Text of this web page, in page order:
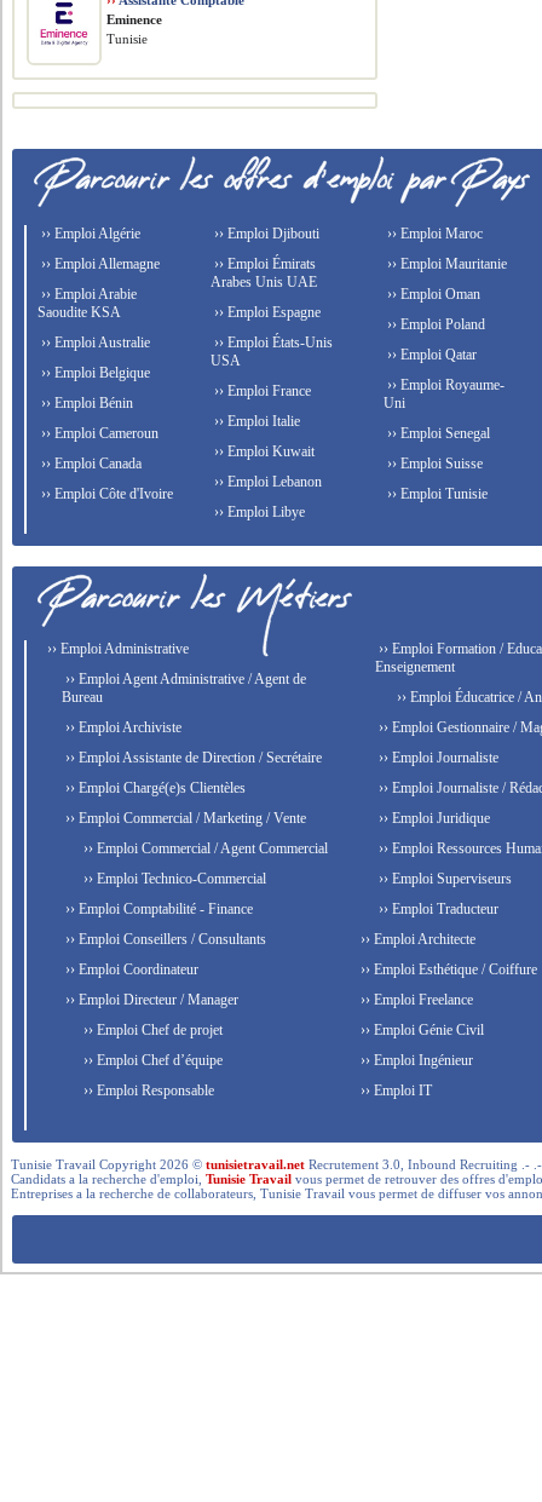
Eminence
Tunisie
›› Emploi Algérie
›› Emploi Allemagne
›› Emploi Arabie
Saoudite KSA
›› Emploi Australie
›› Emploi Belgique
›› Emploi Bénin
›› Emploi Cameroun
›› Emploi Canada
›› Emploi Côte d'Ivoire
›› Emploi Djibouti
›› Emploi Émirats
Arabes Unis UAE
›› Emploi Espagne
›› Emploi États-Unis
USA
›› Emploi France
›› Emploi Italie
›› Emploi Kuwait
›› Emploi Lebanon
›› Emploi Libye
›› Emploi Maroc
›› Emploi Mauritanie
›› Emploi Oman
›› Emploi Poland
›› Emploi Qatar
›› Emploi Royaume-
Uni
›› Emploi Senegal
›› Emploi Suisse
›› Emploi Tunisie
›› Emploi Administrative
›› Emploi Agent Administrative / Agent de
Bureau
›› Emploi Archiviste
›› Emploi Assistante de Direction / Secrétaire
›› Emploi Chargé(e)s Clientèles
›› Emploi Commercial / Marketing / Vente
›› Emploi Commercial / Agent Commercial
›› Emploi Technico-Commercial
›› Emploi Comptabilité - Finance
›› Emploi Conseillers / Consultants
›› Emploi Coordinateur
›› Emploi Directeur / Manager
›› Emploi Chef de projet
›› Emploi Chef d’équipe
›› Emploi Responsable
›› Emploi Formation /
Enseignement
›› Emploi Éducatrice /
›› Emploi Gestionnaire /
›› Emploi Journaliste
›› Emploi Journaliste /
›› Emploi Juridique
›› Emploi Ressources
›› Emploi Superviseurs
›› Emploi Traducteur
›› Emploi Architecte
›› Emploi Esthétique / Coiffure
›› Emploi Freelance
›› Emploi Génie Civil
›› Emploi Ingénieur
›› Emploi IT
Tunisie Travail Copyright 2026 ©tunisietravail.net Recrutement 3.0, Inbound Recruiting .-
Candidats a la recherche d'emploi,Tunisie Travail vous permet de retrouver des offres
Entreprises a la recherche de collaborateurs, Tunisie Travail vous permet de diffuser vos